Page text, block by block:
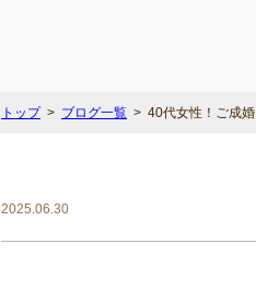
トップ ブログ一覧 40代女性！ご成婚
2025.06.30